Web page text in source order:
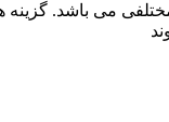
می باشد. گزینه